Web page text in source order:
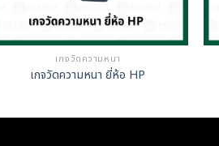
เกจวัดความหนา
เกจวัดความหนา ยี่ห้อ HP